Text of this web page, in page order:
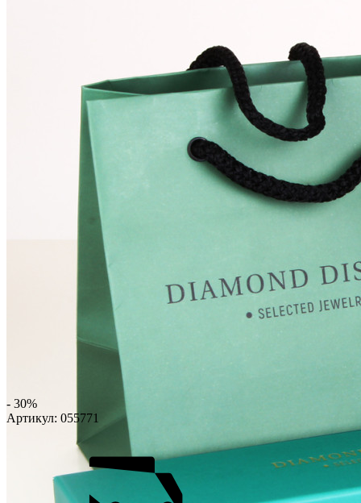
- 30%
Артикул: 055771